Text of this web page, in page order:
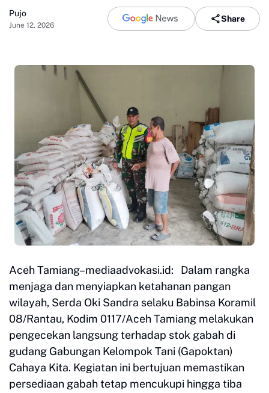
Pujo
June 12, 2026
Share
Aceh Tamiang–mediaadvokasi.id: Dalam rangka
menjaga dan menyiapkan ketahanan pangan
wilayah, Serda Oki Sandra selaku Babinsa Koramil
08/Rantau, Kodim 0117/Aceh Tamiang melakukan
pengecekan langsung terhadap stok gabah di
gudang Gabungan Kelompok Tani (Gapoktan)
Cahaya Kita. Kegiatan ini bertujuan memastikan
persediaan gabah tetap mencukupi hingga tiba